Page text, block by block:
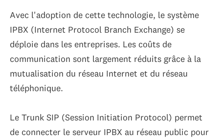
Avec l'adoption de cette technologie, le système
IPBX (Internet Protocol Branch Exchange) se
déploie dans les entreprises. Les coûts de
communication sont largement réduits grâce à la
mutualisation du réseau Internet et du réseau
téléphonique.
Le Trunk SIP (Session Initiation Protocol) permet
de connecter le serveur IPBX au réseau public pour